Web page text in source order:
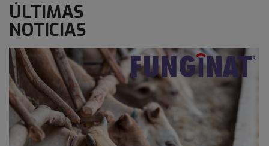
ÚLTIMAS
NOTICIAS